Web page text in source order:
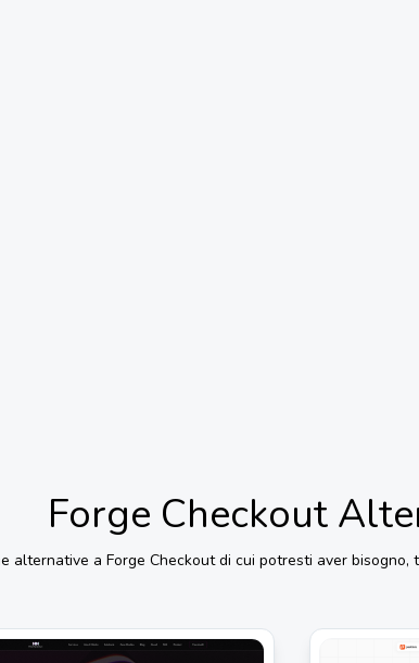
Forge Checkout
alternative a Forge Checkoutdi cui potresti aver bisogno,